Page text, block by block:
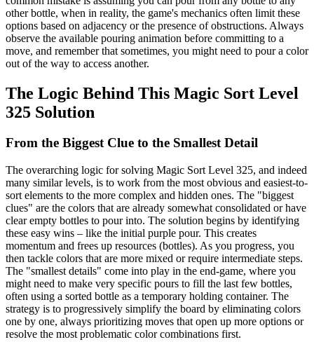
other bottle, when in reality, the game's mechanics often limit these
options based on adjacency or the presence of obstructions. Always
observe the available pouring animation before committing to a
move, and remember that sometimes, you might need to pour a color
out of the way to access another.
The Logic Behind This Magic Sort Level
325 Solution
From the Biggest Clue to the Smallest Detail
The overarching logic for solving Magic Sort Level 325, and indeed
many similar levels, is to work from the most obvious and easiest-to-
sort elements to the more complex and hidden ones. The "biggest
clues" are the colors that are already somewhat consolidated or have
clear empty bottles to pour into. The solution begins by identifying
these easy wins – like the initial purple pour. This creates
momentum and frees up resources (bottles). As you progress, you
then tackle colors that are more mixed or require intermediate steps.
The "smallest details" come into play in the end-game, where you
might need to make very specific pours to fill the last few bottles,
often using a sorted bottle as a temporary holding container. The
strategy is to progressively simplify the board by eliminating colors
one by one, always prioritizing moves that open up more options or
resolve the most problematic color combinations first.